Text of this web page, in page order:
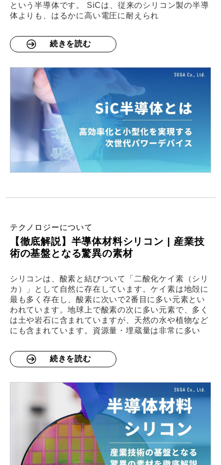
という半導体です。 SiCは、従来のシリコン製の半導
体よりも、はるかに高い電圧に耐えられ
続きを読む
テクノロジーについて
【徹底解説】半導体材料シリコン | 産業技
術の基盤となる驚異の素材
シリコンは、酸素と結びついて「二酸化ケイ素（シリ
カ）」として自然に存在しています。ケイ素は地殻に
最も多く存在し、酸素に次いで2番目に多い元素とい
われています。地球上で酸素の次に多い元素で、多く
は土や岩石に含まれていますが、天然の水や植物など
にも含まれています。資源量・埋蔵量は非常に多い
続きを読む